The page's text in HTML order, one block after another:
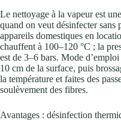
Le nettoyage à la vapeur est
quand on veut désinfecter
appareils domestiques en
chauffent à 100–120 °C ; la
est de 3–6 bars. Mode
10 cm de la surface, puis
la température et faites des
soulèvement des fibres.
Avantages : désinfection